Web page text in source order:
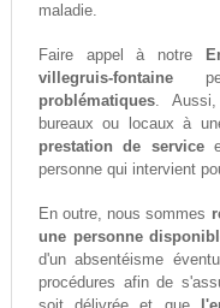
maladie.
Faire appel à notre
villegruis-fontaine
problématiques.
bureaux ou locaux à
prestation de service
personne qui intervient
En outre, nous sommes
une personne
d'un absentéisme
procédures afin de